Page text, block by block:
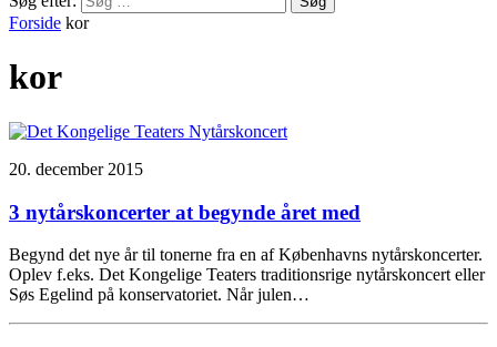
Forside kor
kor
20. december 2015
3 nytårskoncerter at begynde året med
Begynd det nye år til tonerne fra en af Københavns nytårskoncerter.
Oplev f.eks. Det Kongelige Teaters traditionsrige nytårskoncert eller
Søs Egelind på konservatoriet. Når julen…